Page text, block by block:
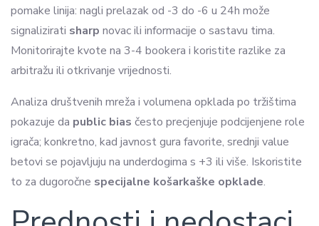
pomake linija: nagli prelazak od -3 do -6 u 24h može
signalizirati sharp novac ili informacije o sastavu tima.
Monitorirajte kvote na 3-4 bookera i koristite razlike za
arbitražu ili otkrivanje vrijednosti.
Analiza društvenih mreža i volumena opklada po tržištima
pokazuje da public bias često precjenjuje podcijenjene role
igrača; konkretno, kad javnost gura favorite, srednji value
betovi se pojavljuju na underdogima s +3 ili više. Iskoristite
to za dugoročne specijalne košarkaške opklade.